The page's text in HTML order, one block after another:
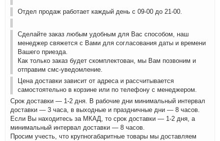
Отдел продаж работает каждый день с 09-00 до 21-00.
Сделайте заказ любым удобным для Вас способом, наш
менеджер свяжется с Вами для согласования даты и времени
Вашего приезда.
Как только заказ будет скомплектован, мы Вам позвоним и
отправим смс-уведомление.
Цена доставки зависит от адреса и рассчитывается
самостоятельно в корзине или по телефону с менеджером.
Срок доставки — 1-2 дня. В рабочие дни минимальный интервал
доставки — 3 часа, в выходные и праздничные дни — 8 часов.
Если Вы находитесь за МКАД, то срок доставки — 1-2 дня, а
минимальный интервал доставки — 8 часов.
Просим учесть, что крупногабаритные товары мы доставляем